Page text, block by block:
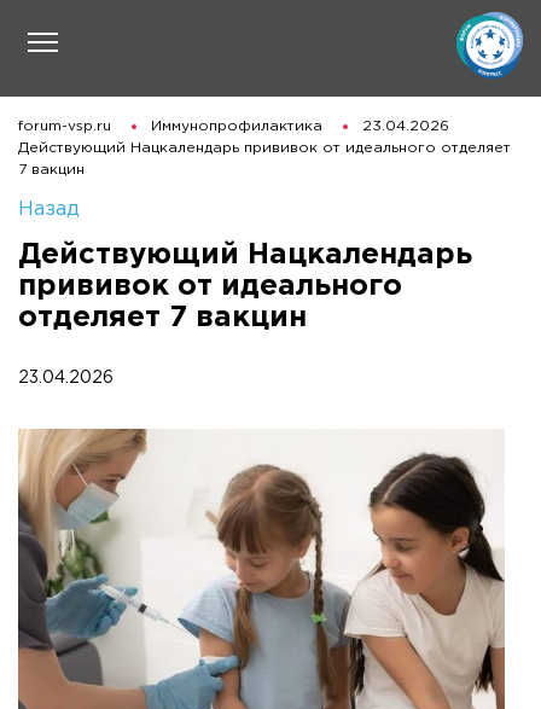
forum-vsp.ru Иммунопрофилактика
23.04.2026
Действующий Нацкалендарь прививок от идеального отделяет
7 вакцин
Назад
Действующий Нацкалендарь
прививок от идеального
отделяет 7 вакцин
23.04.2026